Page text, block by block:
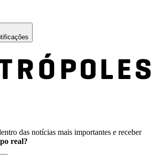
das notícias mais importantes e receber
real?